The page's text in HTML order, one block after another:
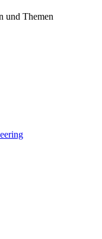
und Themen